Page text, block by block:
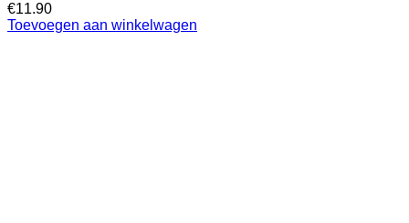
€11.90
Toevoegen aan winkelwagen